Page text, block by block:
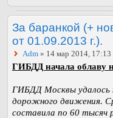
За баранкой (+
от 01.09.2013 г.).
Adm » 14 мар 2014, 17:13
ГИБДД начала облаву
ГИБДД Москвы удалось
дорожного движения.
составила по 60 тысяч